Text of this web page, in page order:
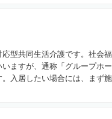
型共同生活介護です。社会
ますが、通称「グループホ
入居したい場合には、まず